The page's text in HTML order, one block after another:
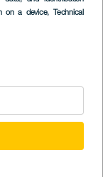
on a device, Technical